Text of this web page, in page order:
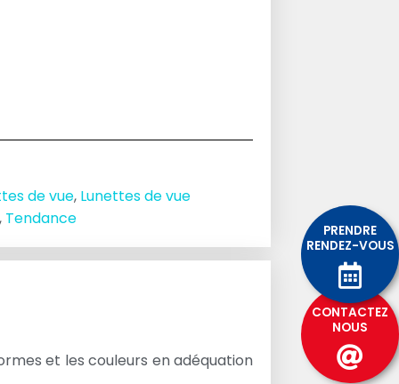
de vue, Lunettes de vue
, Tendance
et les couleurs en adéquation
PRENDRE
RENDEZ-VOUS
CONTACTEZ
NOUS